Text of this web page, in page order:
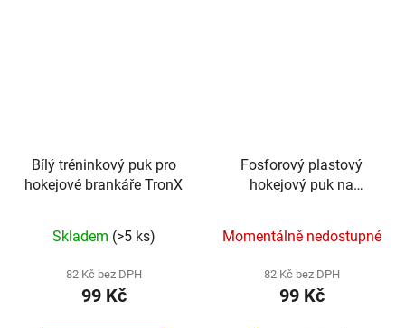
Bílý tréninkový puk pro
hokejové brankáře TronX
Skladem (>5 ks)
82 Kč bez DPH
99 Kč
Fosforový plastový
hokejový puk na
Momentálně nedostupné
82 Kč bez DPH
99 Kč